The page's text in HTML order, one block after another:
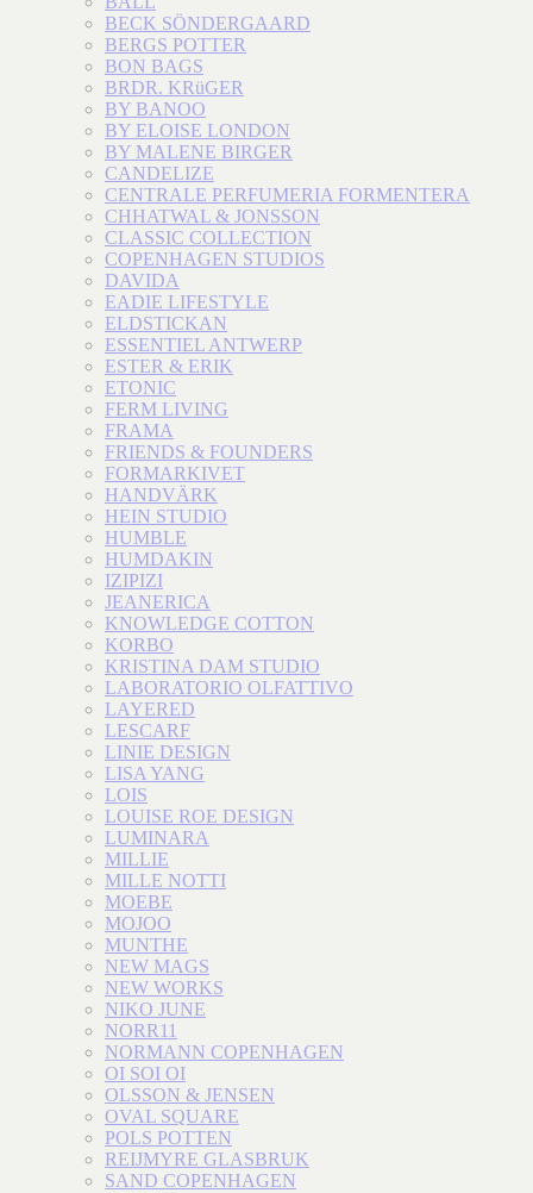
BECK SÖNDERGAARD
BERGS POTTER
BON BAGS
BRDR. KRüGER
BY BANOO
BY ELOISE LONDON
BY MALENE BIRGER
CANDELIZE
CENTRALE PERFUMERIA FORMENTERA
CHHATWAL & JONSSON
CLASSIC COLLECTION
COPENHAGEN STUDIOS
DAVIDA
EADIE LIFESTYLE
ELDSTICKAN
ESSENTIEL ANTWERP
ESTER & ERIK
ETONIC
FERM LIVING
FRAMA
FRIENDS & FOUNDERS
FORMARKIVET
HANDVÄRK
HEIN STUDIO
HUMBLE
HUMDAKIN
IZIPIZI
JEANERICA
KNOWLEDGE COTTON
KORBO
KRISTINA DAM STUDIO
LABORATORIO OLFATTIVO
LAYERED
LESCARF
LINIE DESIGN
LISA YANG
LOIS
LOUISE ROE DESIGN
LUMINARA
MILLIE
MILLE NOTTI
MOEBE
MOJOO
MUNTHE
NEW MAGS
NEW WORKS
NIKO JUNE
NORR11
NORMANN COPENHAGEN
OI SOI OI
OLSSON & JENSEN
OVAL SQUARE
POLS POTTEN
REIJMYRE GLASBRUK
SAND COPENHAGEN